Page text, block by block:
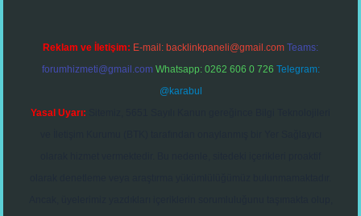
Reklam ve İletişim: E-mail: backlinkpaneli@gmail.com Teams:
forumhizmeti@gmail.com Whatsapp: 0262 606 0 726 Telegram:
@karabul
Yasal Uyarı: